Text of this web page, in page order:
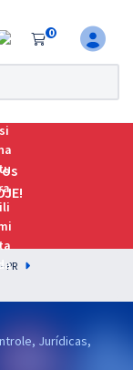
0
PR
Jurídicas,